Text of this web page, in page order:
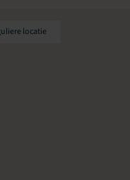
locatie